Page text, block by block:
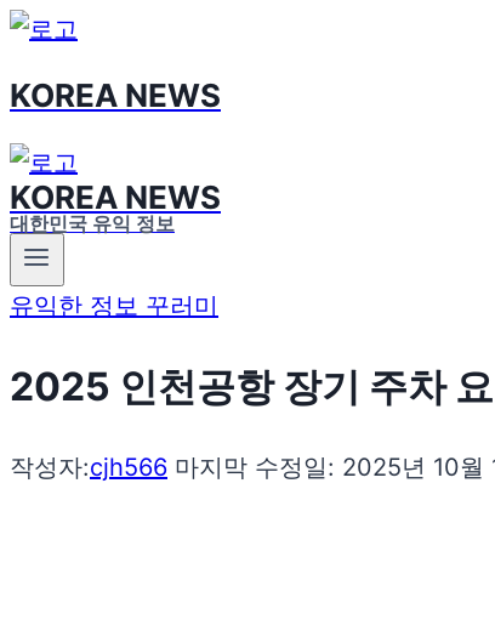
Skip
content
KOREA NEWS
KOREA NEWS
대한민국 유익 정보
유익한 정보 꾸러미
2025 인천공항 장기 주차
작성자:cjh566 마지막 수정일: 2025년 10월